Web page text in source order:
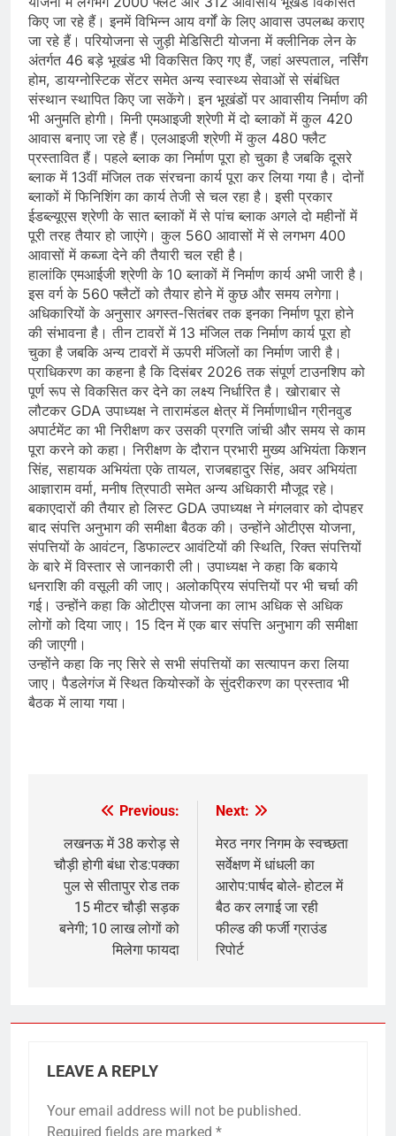
किए जा रहे हैं। इनमें विभिन्न आय वर्गों के लिए आवास उपलब्ध कराए
जा रहे हैं। परियोजना से जुड़ी मेडिसिटी योजना में क्लीनिक लेन के
अंतर्गत 46 बड़े भूखंड भी विकसित किए गए हैं, जहां अस्पताल, नर्सिंग
होम, डायग्नोस्टिक सेंटर समेत अन्य स्वास्थ्य सेवाओं से संबंधित
संस्थान स्थापित किए जा सकेंगे। इन भूखंडों पर आवासीय निर्माण की
भी अनुमति होगी। मिनी एमआइजी श्रेणी में दो ब्लाकों में कुल 420
आवास बनाए जा रहे हैं। एलआइजी श्रेणी में कुल 480 फ्लैट
प्रस्तावित हैं। पहले ब्लाक का निर्माण पूरा हो चुका है जबकि दूसरे
ब्लाक में 13वीं मंजिल तक संरचना कार्य पूरा कर लिया गया है। दोनों
ब्लाकों में फिनिशिंग का कार्य तेजी से चल रहा है। इसी प्रकार
ईडब्ल्यूएस श्रेणी के सात ब्लाकों में से पांच ब्लाक अगले दो महीनों में
पूरी तरह तैयार हो जाएंगे। कुल 560 आवासों में से लगभग 400
आवासों में कब्जा देने की तैयारी चल रही है।
हालांकि एमआईजी श्रेणी के 10 ब्लाकों में निर्माण कार्य अभी जारी है।
इस वर्ग के 560 फ्लैटों को तैयार होने में कुछ और समय लगेगा।
अधिकारियों के अनुसार अगस्त-सितंबर तक इनका निर्माण पूरा होने
की संभावना है। तीन टावरों में 13 मंजिल तक निर्माण कार्य पूरा हो
चुका है जबकि अन्य टावरों में ऊपरी मंजिलों का निर्माण जारी है।
प्राधिकरण का कहना है कि दिसंबर 2026 तक संपूर्ण टाउनशिप को
पूर्ण रूप से विकसित कर देने का लक्ष्य निर्धारित है। खोराबार से
लौटकर GDA उपाध्यक्ष ने तारामंडल क्षेत्र में निर्माणाधीन ग्रीनवुड
अपार्टमेंट का भी निरीक्षण कर उसकी प्रगति जांची और समय से काम
पूरा करने को कहा। निरीक्षण के दौरान प्रभारी मुख्य अभियंता किशन
सिंह, सहायक अभियंता एके तायल, राजबहादुर सिंह, अवर अभियंता
आज्ञाराम वर्मा, मनीष त्रिपाठी समेत अन्य अधिकारी मौजूद रहे।
बकाएदारों की तैयार हो लिस्ट GDA उपाध्यक्ष ने मंगलवार को दोपहर
बाद संपत्ति अनुभाग की समीक्षा बैठक की। उन्होंने ओटीएस योजना,
संपत्तियों के आवंटन, डिफाल्टर आवंटियों की स्थिति, रिक्त संपत्तियों
के बारे में विस्तार से जानकारी ली। उपाध्यक्ष ने कहा कि बकाये
धनराशि की वसूली की जाए। अलोकप्रिय संपत्तियों पर भी चर्चा की
गई। उन्होंने कहा कि ओटीएस योजना का लाभ अधिक से अधिक
लोगों को दिया जाए। 15 दिन में एक बार संपत्ति अनुभाग की समीक्षा
की जाएगी।
उन्होंने कहा कि नए सिरे से सभी संपत्तियों का सत्यापन करा लिया
जाए। पैडलेगंज में स्थित कियोस्कों के सुंदरीकरण का प्रस्ताव भी
बैठक में लाया गया।
navigation
Previous:
लखनऊ में 38 करोड़ से
चौड़ी होगी बंधा रोड:पक्का
पुल से सीतापुर रोड तक
15 मीटर चौड़ी सड़क
बनेगी; 10 लाख लोगों को
मिलेगा फायदा
Next:
मेरठ नगर निगम के स्वच्छता
सर्वेक्षण में धांधली का
आरोप:पार्षद बोले- होटल में
बैठ कर लगाई जा रही
फील्ड की फर्जी ग्राउंड
रिपोर्ट
LEAVE A REPLY
Your email address will not be published.
Required fields are marked *